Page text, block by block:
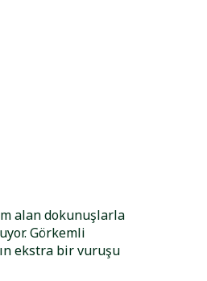
alan dokunuşlarla
Görkemli
ekstra bir vuruşu